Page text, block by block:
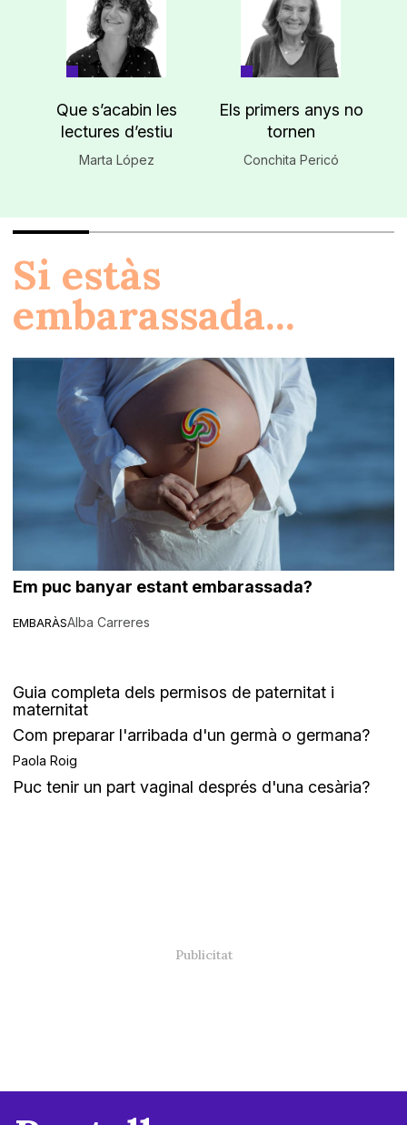
Que s’acabin les
lectures d’estiu
Marta López
Els primers anys no
tornen
Conchita Pericó
Si estàs
embarassada...
EMBARÀS
Em puc banyar estant embarassada?
Alba Carreres
Guia completa dels permisos de paternitat i
maternitat
Com preparar l'arribada d'un germà o germana?
Paola Roig
Puc tenir un part vaginal després d'una cesària?